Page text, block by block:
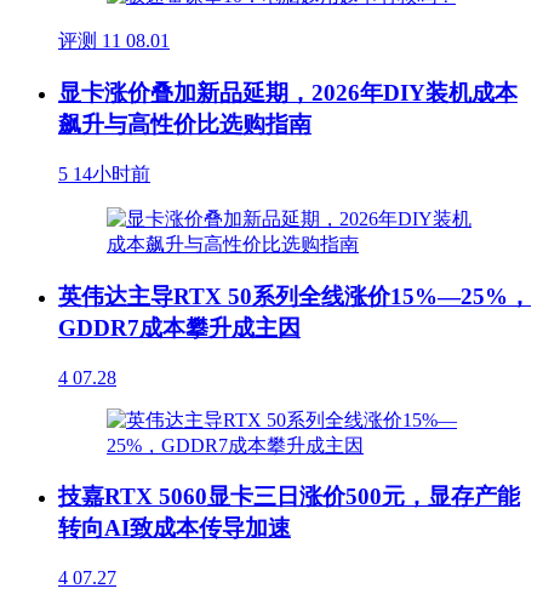
评测 11 08.01
显卡涨价叠加新品延期，2026年DIY装机成本
飙升与高性价比选购指南
5 14小时前
英伟达主导RTX 50系列全线涨价15%—25%，
GDDR7成本攀升成主因
4 07.28
技嘉RTX 5060显卡三日涨价500元，显存产能
转向AI致成本传导加速
4 07.27